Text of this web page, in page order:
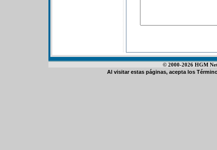
© 2000-2026 HGM
Al visitar estas páginas, acepta los